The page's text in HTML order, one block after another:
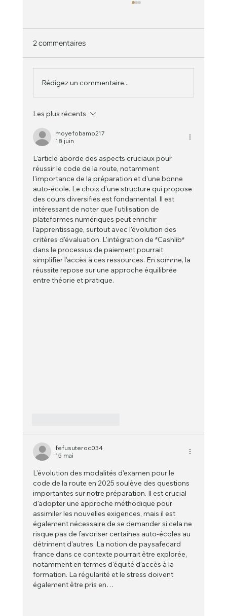
vraiment pour obtenir son permis ?
2 commentaires
Rédigez un commentaire...
Les plus récents
moyefobamo217
18 juin
L'article aborde des aspects cruciaux pour
réussir le code de la route, notamment
l'importance de la préparation et d'une bonne
auto-école. Le choix d'une structure qui propose
des cours diversifiés est fondamental. Il est
intéressant de noter que l'utilisation de
plateformes numériques peut enrichir
l'apprentissage, surtout avec l'évolution des
critères d'évaluation. L'intégration de *Cashlib*
dans le processus de paiement pourrait
simplifier l'accès à ces ressources. En somme, la
réussite repose sur une approche équilibrée
entre théorie et pratique.
fefusuteroc034
15 mai
L'évolution des modalités d'examen pour le
code de la route en 2025 soulève des questions
importantes sur notre préparation. Il est crucial
d'adopter une approche méthodique pour
assimiler les nouvelles exigences, mais il est
également nécessaire de se demander si cela ne
risque pas de favoriser certaines auto-écoles au
détriment d'autres. La notion de paysafecard
france dans ce contexte pourrait être explorée,
notamment en termes d'équité d'accès à la
formation. La régularité et le stress doivent
également être pris en…